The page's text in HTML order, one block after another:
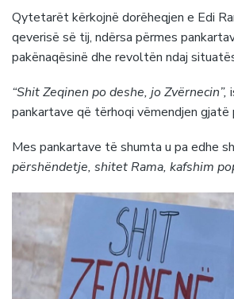
Qytetarët kërkojnë dorëheqjen e Edi
qeverisë së tij, ndërsa përmes
pakënaqësinë dhe revoltën ndaj
“Shit Zeqinen po deshe, jo Zvërnecin”,
pankartave që tërhoqi vëmendjen
Mes pankartave të shumta u pa edhe
përshëndetje, shitet Rama, kafshim